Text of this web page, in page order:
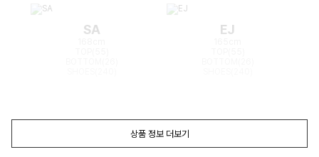
SA EJ
상품 정보 더보기